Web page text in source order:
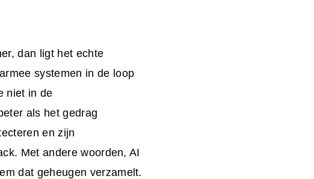
dan ligt het echte
systemen in de loop
niet in de
als het gedrag
en zijn
Met andere woorden, AI
dat geheugen verzamelt.